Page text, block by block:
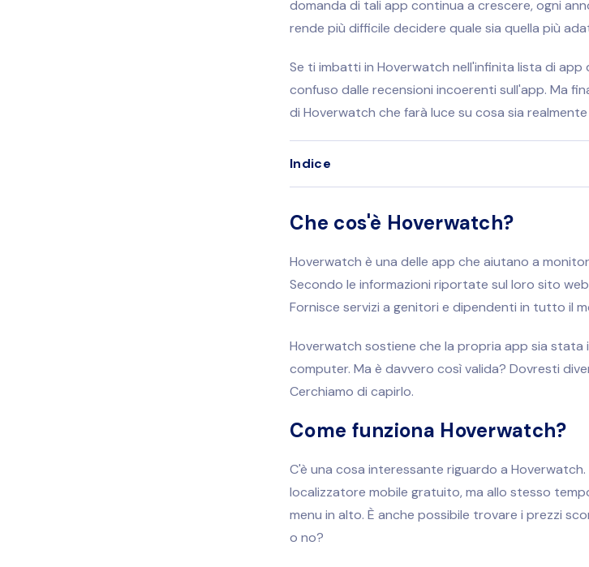
domanda di tali app continua a crescere, ogni
rende più difficile decidere quale sia quella più
Se ti imbatti in Hoverwatch nell'infinita lista di
confuso dalle recensioni incoerenti sull'app. Ma
di Hoverwatch che farà luce su cosa sia
Indice
Che cos'è Hoverwatch?
Hoverwatch è una delle app che aiutano a
Secondo le informazioni riportate sul loro sito
Fornisce servizi a genitori e dipendenti in tutto il
Hoverwatch sostiene che la propria app sia stata
computer. Ma è davvero così valida? Dovresti
Cerchiamo di capirlo.
Come funziona Hoverwatch?
C'è una cosa interessante riguardo a
localizzatore mobile gratuito, ma allo stesso
menu in alto. È anche possibile trovare i prezzi
o no?